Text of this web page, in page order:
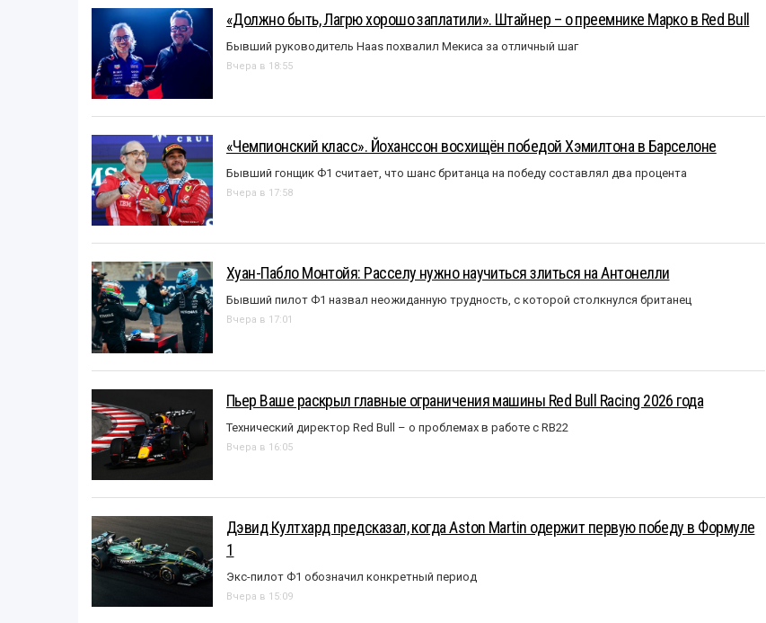
«Должно быть, Лагрю хорошо заплатили». Штайнер – о преемнике Марко в Red Bull
Бывший руководитель Haas похвалил Мекиса за отличный шаг
Вчера в 18:55
«Чемпионский класс». Йоханссон восхищён победой Хэмилтона в Барселоне
Бывший гонщик Ф1 считает, что шанс британца на победу составлял два процента
Вчера в 17:58
Хуан-Пабло Монтойя: Расселу нужно научиться злиться на Антонелли
Бывший пилот Ф1 назвал неожиданную трудность, с которой столкнулся британец
Вчера в 17:01
Пьер Ваше раскрыл главные ограничения машины Red Bull Racing 2026 года
Технический директор Red Bull – о проблемах в работе с RB22
Вчера в 16:05
Дэвид Култхард предсказал, когда Aston Martin одержит первую победу в Формуле
1
Экс-пилот Ф1 обозначил конкретный период
Вчера в 15:09